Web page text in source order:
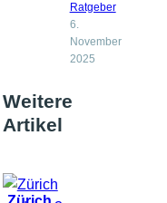
Ratgeber
6.
November
2025
Weitere
Artikel